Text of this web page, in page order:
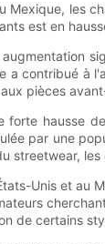
Mexique, les
est en
contribué à
pièces
hausse
par une
streetwear,
Unis et
de certains